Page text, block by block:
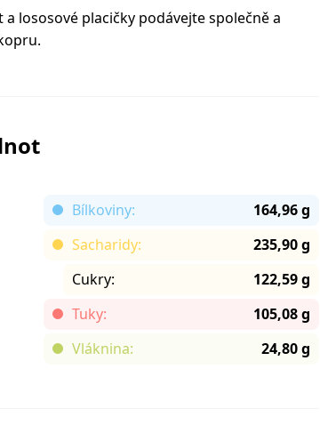
lososové placičky podávejte společně a
Bílkoviny:
164,96 g
Sacharidy:
235,90 g
Cukry:
122,59 g
Tuky:
105,08 g
Vláknina:
24,80 g